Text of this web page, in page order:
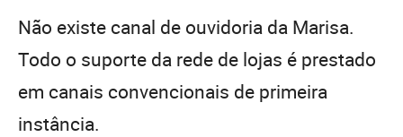
Não existe canal de ouvidoria da Marisa.
Todo o suporte da rede de lojas é prestado
em canais convencionais de primeira
instância.